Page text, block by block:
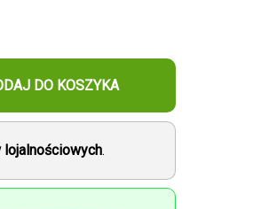
mocno.
DO KOSZYKA
lojalnościowych.